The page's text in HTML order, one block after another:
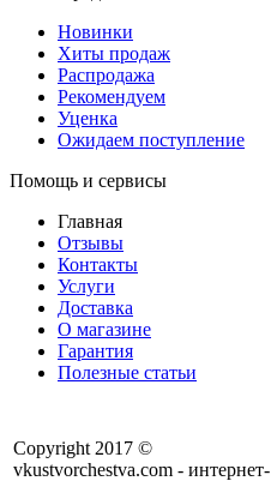
Новинки
Хиты продаж
Распродажа
Рекомендуем
Уценка
Ожидаем поступление
Помощь и сервисы
Главная
Отзывы
Контакты
Услуги
Доставка
О магазине
Гарантия
Полезные статьи
Copyright 2017 ©
vkustvorchestva.com - интернет-